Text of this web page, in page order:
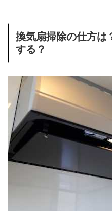
換気扇掃除の仕方は
する？